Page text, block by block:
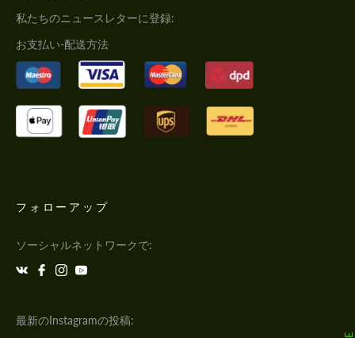
私たちのニュースレターに登録:
お支払い-配送方法
フォローアップ
ソーシャルネットワークで:
最新のInstagramの投稿: